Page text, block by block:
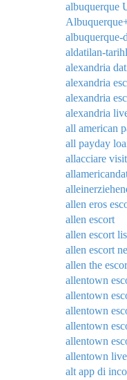
albuquerque
aldatilan-
alexandria
alexandria
alexandria
alexandria
all american
all payday
allacciare
allen eros
allen escort
allen escort
allen escort
allen the
allentown
allentown
allentown
allentown
allentown
allentown
alt app di